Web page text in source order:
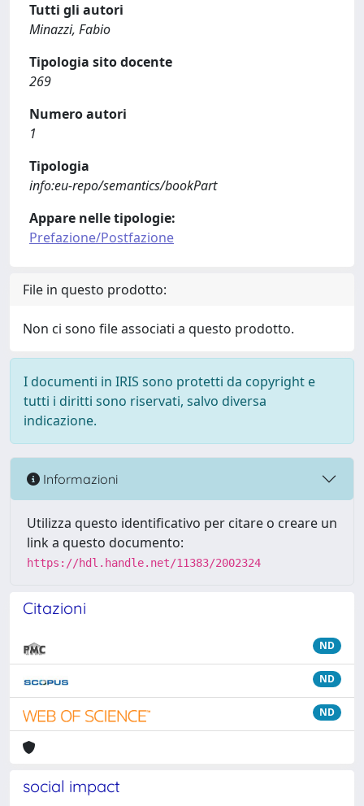
Tutti gli autori
Minazzi, Fabio
Tipologia sito docente
269
Numero autori
1
Tipologia
info:eu-repo/semantics/bookPart
Appare nelle tipologie:
Prefazione/Postfazione
File in questo prodotto:
Non ci sono file associati a questo prodotto.
I documenti in IRIS sono protetti da copyright e
tutti i diritti sono riservati, salvo diversa
indicazione.
Informazioni
Utilizza questo identificativo per citare o creare un
link a questo documento:
https://hdl.handle.net/11383/2002324
Citazioni
ND
ND
ND
social impact